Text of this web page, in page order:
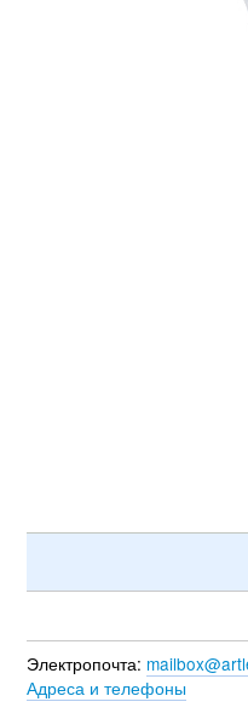
Электропочта:
Адреса и телефоны